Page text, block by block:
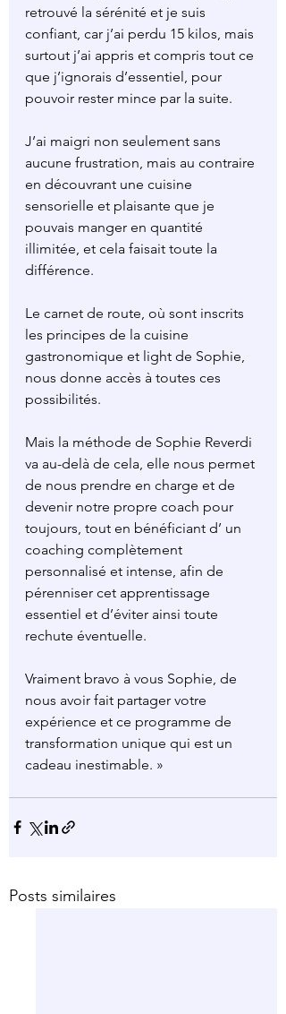
retrouvé la sérénité et je suis
confiant, car j’ai perdu 15 kilos, mais
surtout j’ai appris et compris tout ce
que j’ignorais d’essentiel, pour
pouvoir rester mince par la suite.
J’ai maigri non seulement sans
aucune frustration, mais au contraire
en découvrant une cuisine
sensorielle et plaisante que je
pouvais manger en quantité
illimitée, et cela faisait toute la
différence.
Le carnet de route, où sont inscrits
les principes de la cuisine
gastronomique et light de Sophie,
nous donne accès à toutes ces
possibilités.
Mais la méthode de Sophie Reverdi
va au-delà de cela, elle nous permet
de nous prendre en charge et de
devenir notre propre coach pour
toujours, tout en bénéficiant d’ un
coaching complètement
personnalisé et intense, afin de
pérenniser cet apprentissage
essentiel et d’éviter ainsi toute
rechute éventuelle.
Vraiment bravo à vous Sophie, de
nous avoir fait partager votre
expérience et ce programme de
transformation unique qui est un
cadeau inestimable. »
Posts similaires